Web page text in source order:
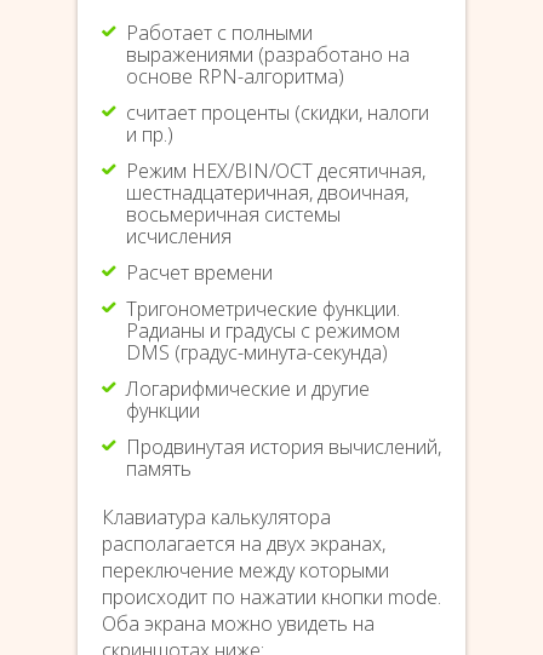
Работает с полными
выражениями (разработано на
основе RPN-алгоритма)
считает проценты (скидки, налоги
и пр.)
Режим HEX/BIN/OCT десятичная,
шестнадцатеричная, двоичная,
восьмеричная системы
исчисления
Расчет времени
Тригонометрические функции.
Радианы и градусы с режимом
DMS (градус-минута-секунда)
Логарифмические и другие
функции
Продвинутая история вычислений,
память
Клавиатура калькулятора
располагается на двух экранах,
переключение между которыми
происходит по нажатии кнопки mode.
Оба экрана можно увидеть на